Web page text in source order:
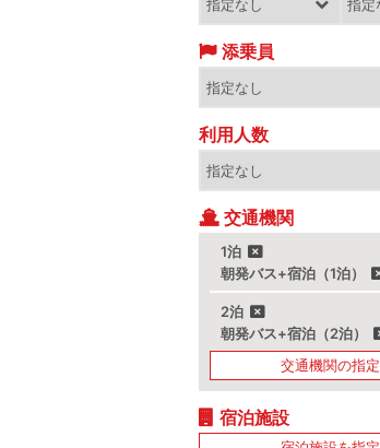
添乗員
利用人数
交通機関
1泊
朝発バス+宿泊（1泊）
2泊
朝発バス+宿泊（2泊）
交通機関の指定
宿泊施設